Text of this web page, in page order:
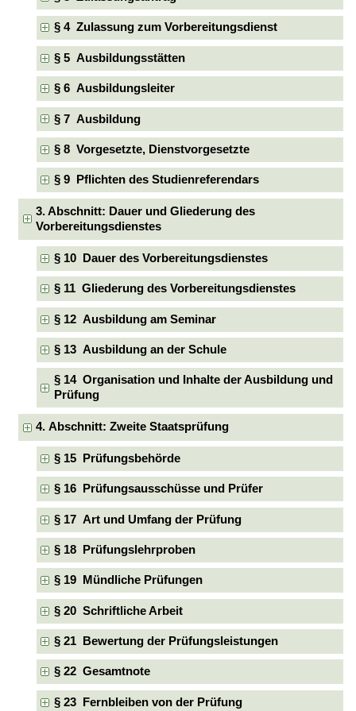
§ 4 Zulassung zum Vorbereitungsdienst
§ 5 Ausbildungsstätten
§ 6 Ausbildungsleiter
§ 7 Ausbildung
§ 8 Vorgesetzte, Dienstvorgesetzte
§ 9 Pflichten des Studienreferendars
3. Abschnitt: Dauer und Gliederung des
Vorbereitungsdienstes
§ 10 Dauer des Vorbereitungsdienstes
§ 11 Gliederung des Vorbereitungsdienstes
§ 12 Ausbildung am Seminar
§ 13 Ausbildung an der Schule
§ 14 Organisation und Inhalte der Ausbildung und
Prüfung
4. Abschnitt: Zweite Staatsprüfung
§ 15 Prüfungsbehörde
§ 16 Prüfungsausschüsse und Prüfer
§ 17 Art und Umfang der Prüfung
§ 18 Prüfungslehrproben
§ 19 Mündliche Prüfungen
§ 20 Schriftliche Arbeit
§ 21 Bewertung der Prüfungsleistungen
§ 22 Gesamtnote
§ 23 Fernbleiben von der Prüfung